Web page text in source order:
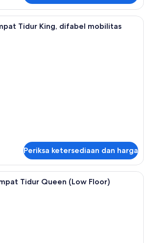
Tidur King, difabel mobilitas
Periksa ketersediaan dan harga
Selimut bulu angsa, brankas, meja
Tidur Queen (Low Floor)